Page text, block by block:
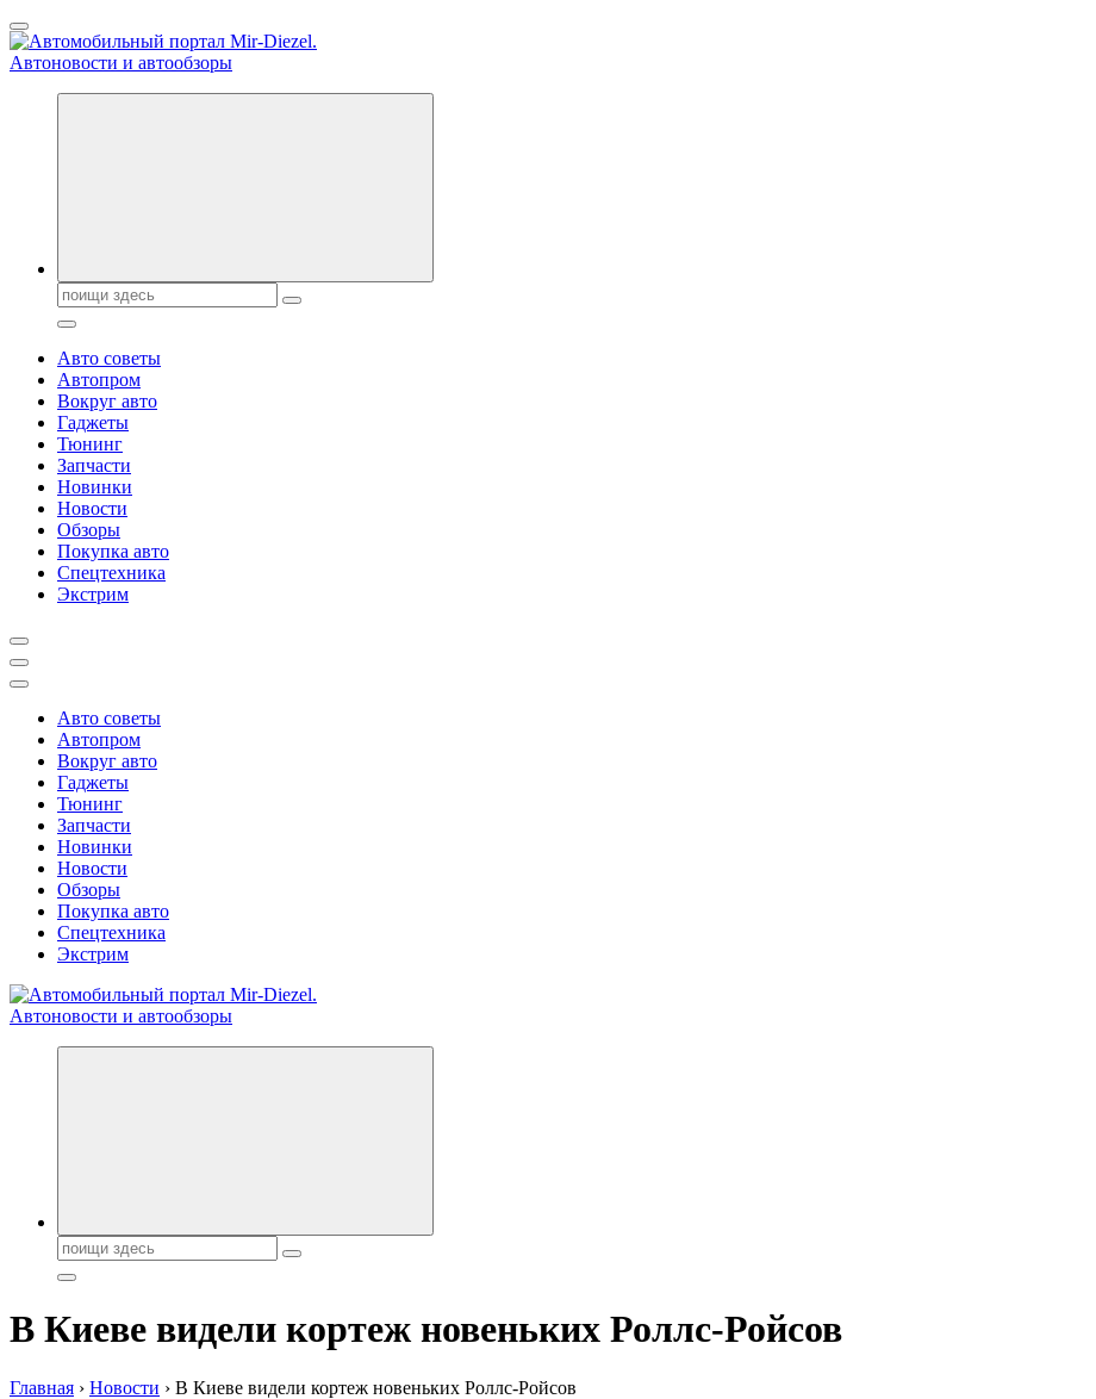
Перейти
к
содержанию
Справочник автомобилиста. Обзор новинок популярных автобрендов, технические характреристики, фото и автообзоры.
Поиск:
Авто советы
Автопром
Вокруг авто
Гаджеты
Тюнинг
Запчасти
Новинки
Новости
Обзоры
Покупка авто
Спецтехника
Экстрим
Авто советы
Автопром
Вокруг авто
Гаджеты
Тюнинг
Запчасти
Новинки
Новости
Обзоры
Покупка авто
Спецтехника
Экстрим
Справочник автомобилиста. Обзор новинок популярных автобрендов, технические характреристики, фото и автообзоры.
Поиск:
В Киеве видели кортеж новеньких Роллс-Ройсов
Главная › Новости › В Киеве видели кортеж новеньких Роллс-Ройсов